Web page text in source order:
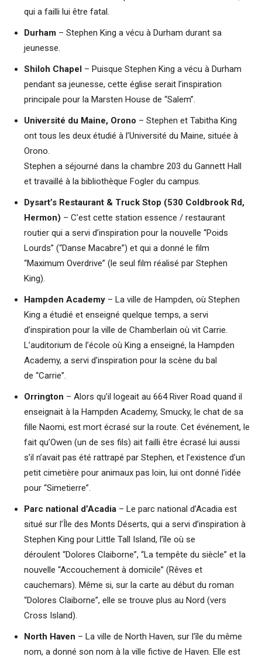
qui a failli lui être fatal.
Durham – Stephen King a vécu à Durham durant sa
jeunesse.
Shiloh Chapel – Puisque Stephen King a vécu à Durham
pendant sa jeunesse, cette église serait l’inspiration
principale pour la Marsten House de “Salem”.
Université du Maine, Orono – Stephen et Tabitha King
ont tous les deux étudié à l’Université du Maine, située à
Orono.
Stephen a séjourné dans la chambre 203 du Gannett Hall
et travaillé à la bibliothèque Fogler du campus.
Dysart’s Restaurant & Truck Stop (530 Coldbrook Rd,
Hermon) – C’est cette station essence / restaurant
routier qui a servi d’inspiration pour la nouvelle “Poids
Lourds” (“Danse Macabre”) et qui a donné le film
“Maximum Overdrive” (le seul film réalisé par Stephen
King).
Hampden Academy – La ville de Hampden, où Stephen
King a étudié et enseigné quelque temps, a servi
d’inspiration pour la ville de Chamberlain où vit Carrie.
L’auditorium de l’école où King a enseigné, la Hampden
Academy, a servi d’inspiration pour la scène du bal
de “Carrie”.
Orrington – Alors qu’il logeait au 664 River Road quand il
enseignait à la Hampden Academy, Smucky, le chat de sa
fille Naomi, est mort écrasé sur la route. Cet événement, le
fait qu’Owen (un de ses fils) ait failli être écrasé lui aussi
s’il n’avait pas été rattrapé par Stephen, et l’existence d’un
petit cimetière pour animaux pas loin, lui ont donné l’idée
pour “Simetierre”.
Parc national d’Acadia – Le parc national d’Acadia est
situé sur l’Île des Monts Déserts, qui a servi d’inspiration à
Stephen King pour Little Tall Island, l’île où se
déroulent “Dolores Claiborne”, “La tempête du siècle” et la
nouvelle “Accouchement à domicile” (Rêves et
cauchemars). Même si, sur la carte au début du roman
“Dolores Claiborne”, elle se trouve plus au Nord (vers
Cross Island).
North Haven – La ville de North Haven, sur l’île du même
nom, a donné son nom à la ville fictive de Haven. Elle est